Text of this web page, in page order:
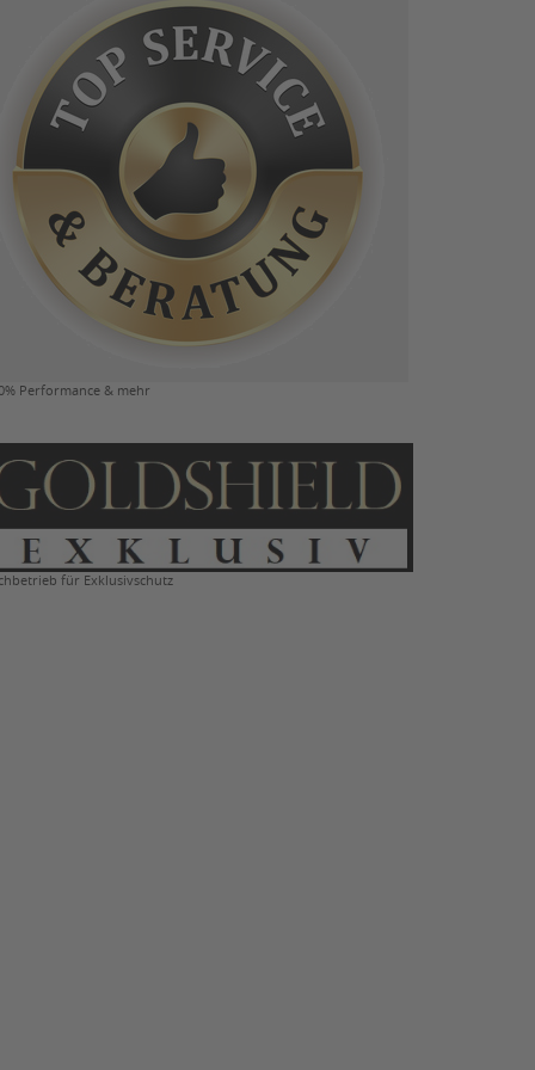
Performance & mehr
für Exklusivschutz